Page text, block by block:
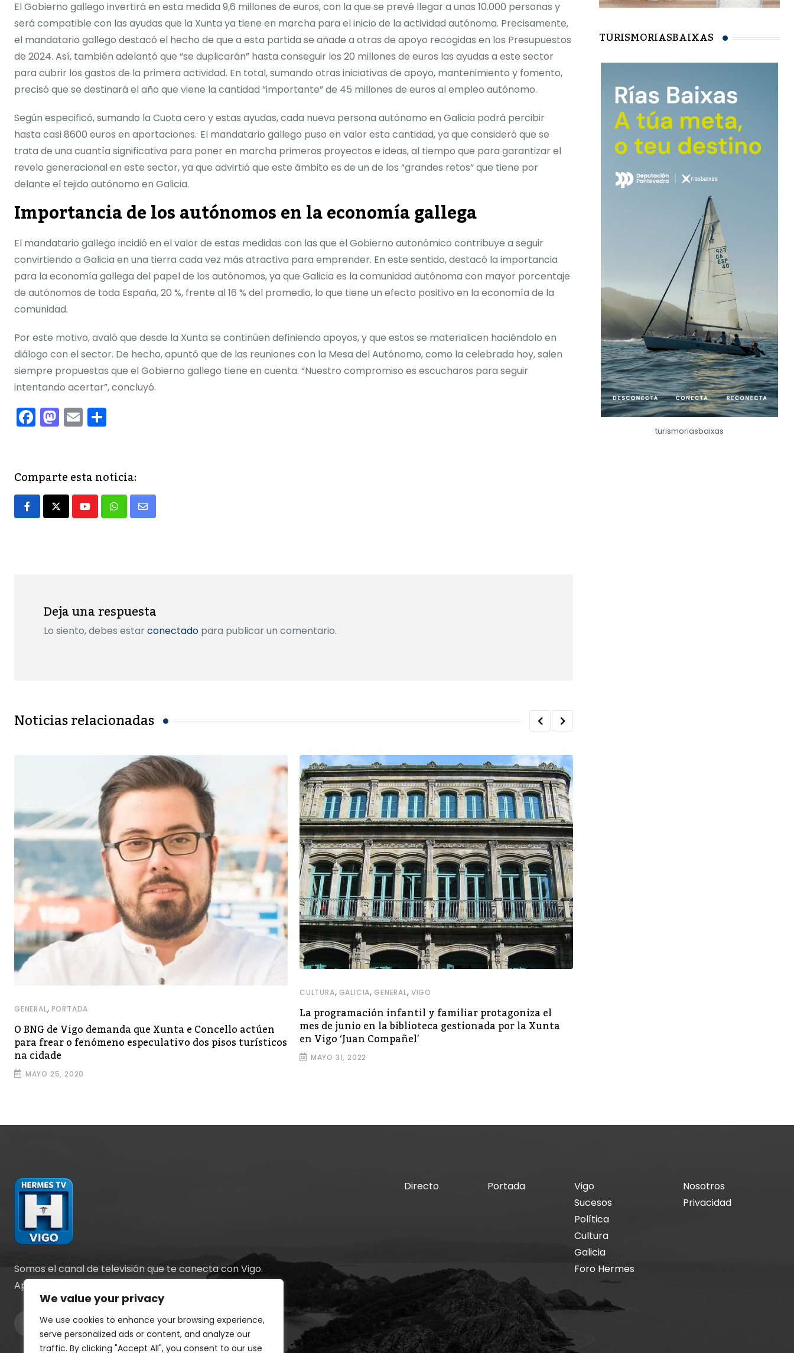
We value your privacy
We use cookies to enhance your browsing experience,
serve personalized ads or content, and analyze our
traffic. By clicking "Accept All", you consent to our use
El Gobierno gallego invertirá en esta medida 9,6 millones de euros, con la que se prevé llegar a unas 10.000 personas y
será compatible con las ayudas que la Xunta ya tiene en marcha para el inicio de la actividad autónoma. Precisamente,
el mandatario gallego destacó el hecho de que a esta partida se añade a otras de apoyo recogidas en los Presupuestos
de 2024. Así, también adelantó que “se duplicarán” hasta conseguir los 20 millones de euros las ayudas a este sector
para cubrir los gastos de la primera actividad. En total, sumando otras iniciativas de apoyo, mantenimiento y fomento,
precisó que se destinará el año que viene la cantidad “importante” de 45 millones de euros al empleo autónomo.
Según especificó, sumando la Cuota cero y estas ayudas, cada nueva persona autónomo en Galicia podrá percibir
hasta casi 8600 euros en aportaciones.. El mandatario gallego puso en valor esta cantidad, ya que consideró que se
trata de una cuantía significativa para poner en marcha primeros proyectos e ideas, al tiempo que para garantizar el
revelo generacional en este sector, ya que advirtió que este ámbito es de un de los “grandes retos” que tiene por
delante el tejido autónomo en Galicia.
Importancia de los autónomos en la economía gallega
El mandatario gallego incidió en el valor de estas medidas con las que el Gobierno autonómico contribuye a seguir
convirtiendo a Galicia en una tierra cada vez más atractiva para emprender. En este sentido, destacó la importancia
para la economía gallega del papel de los autónomos, ya que Galicia es la comunidad autónoma con mayor porcentaje
de autónomos de toda España, 20 %, frente al 16 % del promedio, lo que tiene un efecto positivo en la economía de la
comunidad.
Por este motivo, avaló que desde la Xunta se continúen definiendo apoyos, y que estos se materialicen haciéndolo en
diálogo con el sector. De hecho, apuntó que de las reuniones con la Mesa del Autónomo, como la celebrada hoy, salen
siempre propuestas que el Gobierno gallego tiene en cuenta. “Nuestro compromiso es escucharos para seguir
intentando acertar”, concluyó.
F
a
e
b
o
M
a
o
d
o
E
m
l p
ar
tir
Comparte esta noticia:
YoutubeWhatsapp
Share
Deja una respuesta
Lo siento, debes estar conectado para publicar un comentario.
Noticias relacionadas
GENERAL, PORTADA
O BNG de Vigo demanda que Xunta e Concello actúen
para frear o fenómeno especulativo dos pisos turísticos
na cidade
MAYO 25, 2020
CULTURA, GALICIA, GENERAL, VIGO
La programación infantil y familiar protagoniza el
mes de junio en la biblioteca gestionada por la Xunta
en Vigo ‘Juan Compañel’
MAYO 31, 2022
TURISMORIASBAIXAS
turismoriasbaixas
Somos el canal de televisión que te conecta con Vigo.
Apostamos por la información y el entretenimiento.
Directo Portada
Vigo
Sucesos
Política
Cultura
Galicia
Foro Hermes
Nosotros
Privacidad